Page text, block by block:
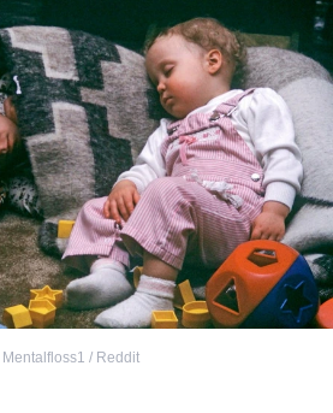
Mentalfloss1 / Reddit